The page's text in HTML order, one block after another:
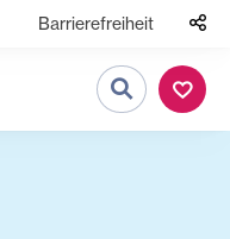
Barrierefreiheit
Suche